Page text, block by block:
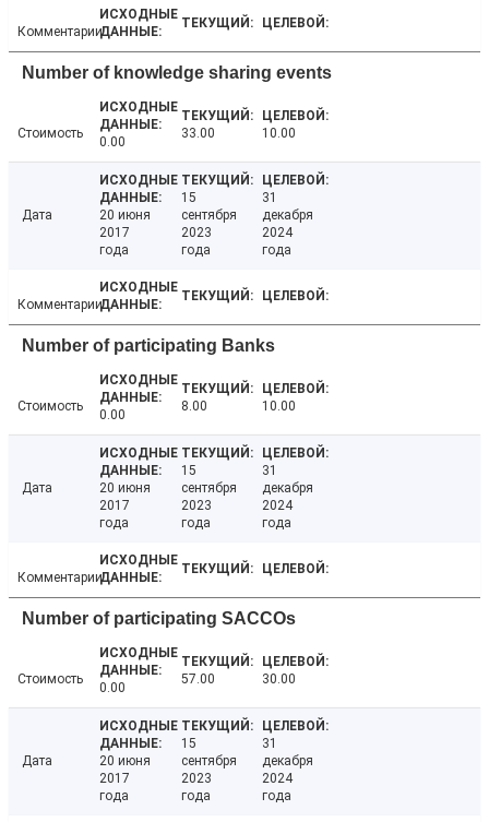
Комментарии
Number of knowledge sharing events
Стоимость
0.00
33.00 10.00
Дата
20 июня
2017
года
15
сентября
2023
года
31
декабря
2024
года
Комментарии
Number of participating Banks
Стоимость
0.00
8.00 10.00
Дата
20 июня
2017
года
15
сентября
2023
года
31
декабря
2024
года
Комментарии
Number of participating SACCOs
Стоимость
0.00
57.00 30.00
Дата
20 июня
2017
года
15
сентября
2023
года
31
декабря
2024
года